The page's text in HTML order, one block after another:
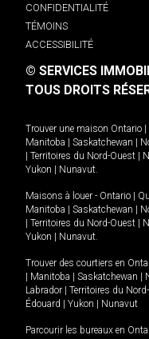
CONFIDENTIALITÉ
TÉMOINS
ACCESSIBILITÉ
© SERVICES
TOUS DROITS
Trouver une maison Ontario
Manitoba
Saskatchewan
Territoires du Nord-Ouest
Yukon
Nunavut.
Maisons à louer - Ontario
Manitoba
Saskatchewan
Territoires du Nord-Ouest
Yukon
Nunavut.
Trouver des courtiers en
Manitoba Saskatchewan
Labrador
Territoires du
Édouard
Yukon Nunavut
Parcourir les bureaux en